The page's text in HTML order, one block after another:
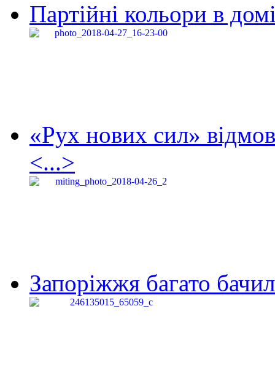
Партійні кольори в
«Рух нових сил»
<...>
Запоріжжя багато